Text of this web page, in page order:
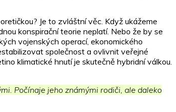
Je to zvláštní věc. Když ukážeme
konspirační teorie neplatí. Nebo že by se
vojenských operací, ekonomického
společnost a ovlivnit veřejné
klimatické hnutí je skutečně hybridní válkou.
Počínaje jeho známými rodiči, ale daleko